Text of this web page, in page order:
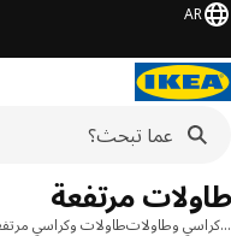
AR
وطاولاتطاولات وكراسي مرتفعة
مرتفعة